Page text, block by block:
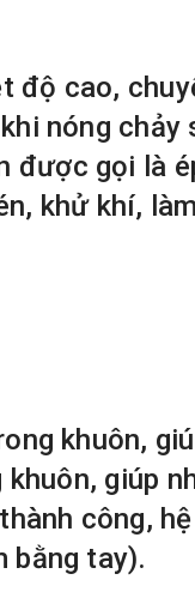
độ cao,
nóng
được gọi là
khử khí,
khuôn,
giúp
công,
bằng tay).